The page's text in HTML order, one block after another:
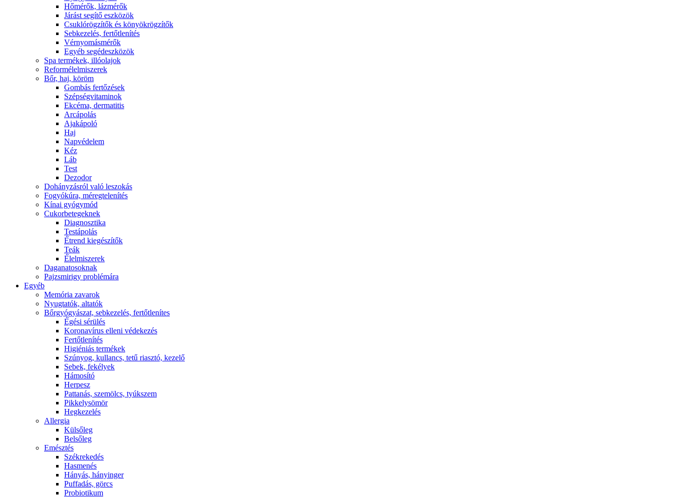
Hőmérők, lázmérők
Járást segítő eszközök
Csuklórögzítők és könyökrögzítők
Sebkezelés, fertőtlenítés
Vérnyomásmérők
Egyéb segédeszközök
Spa termékek, illóolajok
Reformélelmiszerek
Bőr, haj, köröm
Gombás fertőzések
Szépségvitaminok
Ekcéma, dermatitis
Arcápolás
Ajakápoló
Haj
Napvédelem
Kéz
Láb
Test
Dezodor
Dohányzásról való leszokás
Fogyókúra, méregtelenítés
Kínai gyógymód
Cukorbetegeknek
Diagnosztika
Testápolás
É́trend kiegészítők
Teák
É́lelmiszerek
Daganatosoknak
Pajzsmirigy problémára
Egyéb
Memória zavarok
Nyugtatók, altatók
Bőrgyógyászat, sebkezelés, fertőtlenítes
É́gési sérülés
Koronavírus elleni védekezés
Fertőtlenítés
Higiéniás termékek
Szúnyog, kullancs, tetű riasztó, kezelő
Sebek, fekélyek
Hámosító
Herpesz
Pattanás, szemölcs, tyúkszem
Pikkelysömör
Hegkezelés
Allergia
Külsőleg
Belsőleg
Emésztés
Székrekedés
Hasmenés
Hányás, hányinger
Puffadás, görcs
Probiotikum